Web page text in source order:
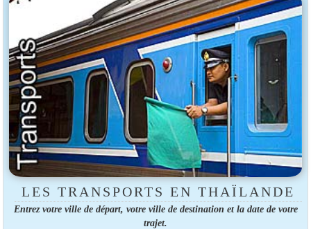
LES TRANSPORTS EN THAÏLANDE
Entrez votre ville de départ, votre ville de destination et la date de votre
trajet.